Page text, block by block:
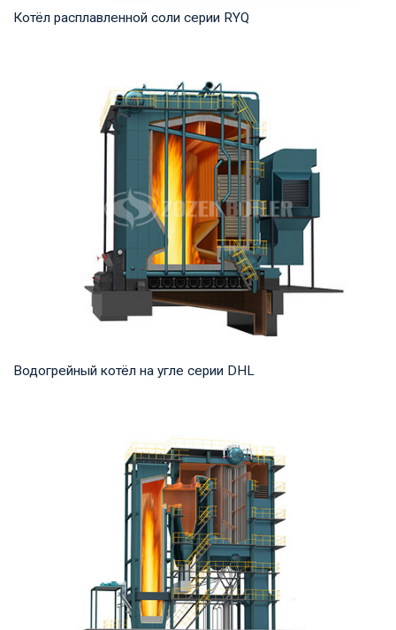
Котёл расплавленной соли серии RYQ
мощность продукта: 1,200-35,000 кВт Температ...
Водогрейный котёл на угле серии DHL
мощность продукта: 29-140 МВт Температура...